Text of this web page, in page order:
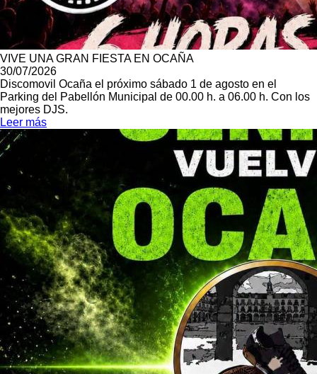
VIVE UNA GRAN FIESTA EN OCAÑA
30/07/2026
Discomovil Ocaña el próximo sábado 1 de agosto en el
Parking del Pabellón Municipal de 00.00 h. a 06.00 h. Con los
mejores DJS.
Leer más